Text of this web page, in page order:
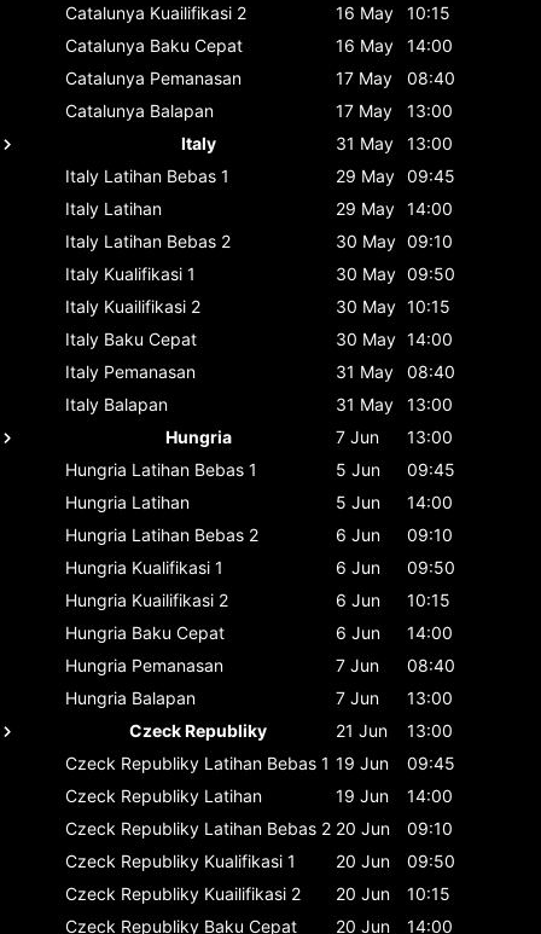
Catalunya Kuailifikasi 2 16 May
10:15
Catalunya Baku Cepat 16 May
14:00
Catalunya Pemanasan 17 May
08:40
Catalunya Balapan 17 May
13:00
Italy
31 May
13:00
Italy Latihan Bebas 1 29 May 09:45
Italy Latihan 29 May 14:00
Italy Latihan Bebas 2 30 May 09:10
Italy Kualifikasi 1 30 May 09:50
Italy Kuailifikasi 2 30 May 10:15
Italy Baku Cepat 30 May 14:00
Italy Pemanasan 31 May
08:40
Italy Balapan 31 May
13:00
Hungria
7 Jun
13:00
Hungria Latihan Bebas 1 5 Jun
09:45
Hungria Latihan 5 Jun
14:00
Hungria Latihan Bebas 2 6 Jun
09:10
Hungria Kualifikasi 1 6 Jun
09:50
Hungria Kuailifikasi 2 6 Jun
10:15
Hungria Baku Cepat 6 Jun
14:00
Hungria Pemanasan 7 Jun
08:40
Hungria Balapan 7 Jun
13:00
Czeck Republiky
21 Jun
13:00
Czeck Republiky Latihan Bebas 1 19 Jun
09:45
Czeck Republiky Latihan 19 Jun
14:00
Czeck Republiky Latihan Bebas 2 20 Jun
09:10
Czeck Republiky Kualifikasi 1 20 Jun
09:50
Czeck Republiky Kuailifikasi 2 20 Jun
10:15
Czeck Republiky Baku Cepat 20 Jun 14:00